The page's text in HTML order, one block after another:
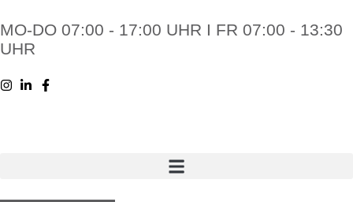
MO-DO 07:00 - 17:00 UHR I FR 07:00 - 13:30
UHR